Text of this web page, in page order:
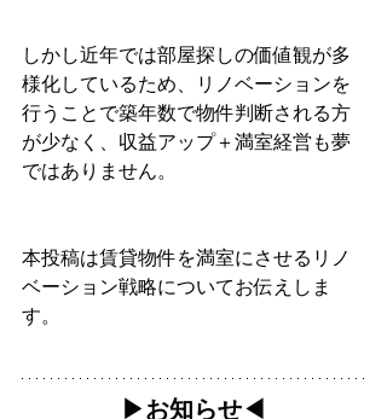
しかし近年では部屋探しの価値観が多
様化しているため、リノベーションを
行うことで築年数で物件判断される方
が少なく、収益アップ＋満室経営も夢
ではありません。
本投稿は賃貸物件を満室にさせるリノ
ベーション戦略についてお伝えしま
す。
▶︎お知らせ◀︎